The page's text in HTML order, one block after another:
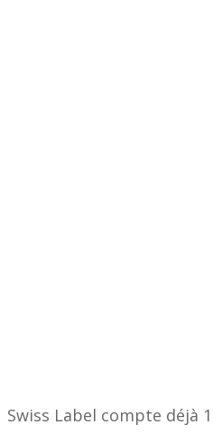
Swiss Label compte déjà